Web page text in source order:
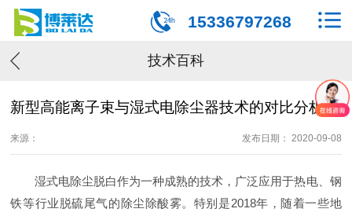
15336797268
技术百科
新型高能离子束与湿式电除尘器技术的对比分析
来源： 发布日期： 2020-09-08
湿式电除尘脱白作为一种成熟的技术，广泛应用于热电、钢
铁等行业脱硫尾气的除尘除酸雾。特别是2018年，随着一些地